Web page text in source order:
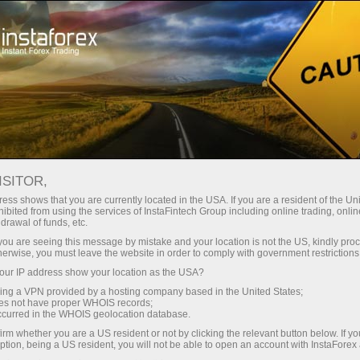
InstaForex-এর সাথে থেকে আপনি সত্যিকারের
লিভারেজ, মার্কেটের সেরা স্প্রেড ও কমিশন এবং
স্টক ও ইনডেক্স ট্রেডিংয়ের জন্য সুবিধাজনক
শর্তাবলী।
স্বল্প
প্রতিটি ডিপোজিটে
30% বোনাস
গতির
পরিচয় ট্রেডিংয়ে এবং হাইওয়েতে পাওয়া যায়
shows that you are currently located in the USA. If you are a resident of the
from using the services of InstaFintech Group including online trading,
of funds, etc.
are seeing this message by mistake and your location is not the US, kindly
you must leave the website in order to comply with government
IP address show your location as the USA?
a VPN provided by a hosting company based in the United States;
not have proper WHOIS records;
in the WHOIS geolocation database.
whether you are a US resident or not by clicking the relevant button below. If
being a US resident, you will not be able to open an account with InstaForex